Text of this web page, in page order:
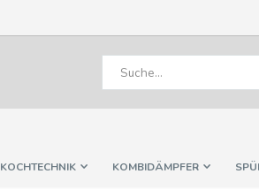
KOCHTECHNIK KOMBIDÄMPFER